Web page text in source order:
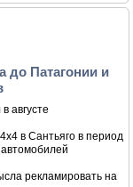
до Патагонии и
августе
в Сантьяго в период
рекламировать на